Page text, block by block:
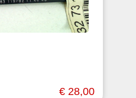
€ 28,00